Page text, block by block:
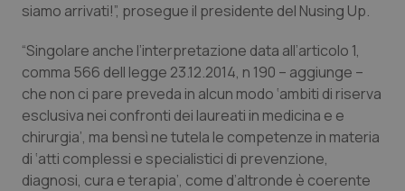
Toscana
Umbria
Valle D’Aosta
Neuroscienze & patologie neurodegenerative
Obesità
Oftalmologia
Oncodermatologia
siamo arrivati!”, prosegue il presidente del Nusing Up.
“Singolare anche l’interpretazione data all’articolo 1,
comma 566 dell legge 23.12.2014, n 190 – aggiunge –
che non ci pare preveda in alcun modo ‘ambiti di riserva
esclusiva nei confronti dei laureati in medicina e e
chirurgia’, ma bensì ne tutela le competenze in materia
di ‘atti complessi e specialistici di prevenzione,
diagnosi, cura e terapia’, come d’altronde è coerente